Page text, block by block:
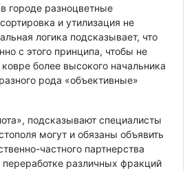
городе разноцветные
и утилизация не
логика подсказывает, что
с этого принципа, чтобы не
более высокого начальника
рода «объективные»
подсказывают специалисты
могут и обязаны объявить
частного партнерства
различных фракций